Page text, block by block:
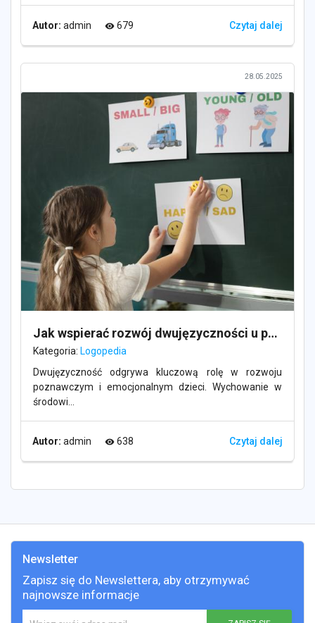
Autor: admin visibility 679 Czytaj dalej
28.05.2025
Jak wspierać rozwój dwujęzyczności u przedszkolaków?
Kategoria: Logopedia
Dwujęzyczność odgrywa kluczową rolę w rozwoju
poznawczym i emocjonalnym dzieci. Wychowanie w
środowi...
Autor: admin visibility 638 Czytaj dalej
Newsletter
Zapisz się do Newslettera, aby otrzymywać
najnowsze informacje